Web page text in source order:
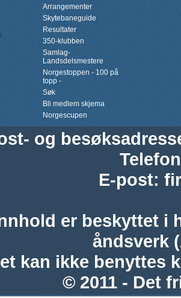
Arrangementer
Skytebaneguide
Resultater
350-klubben
Samlag-
Landsdelsmestere
Norgestoppen - 100 på
topp -
Søk
Bli medlem skjema
Norgescupen
og
Telefon
E-post:
er beskyttet i
åndsverk
kan ikke benyttes
© 2011 - Det